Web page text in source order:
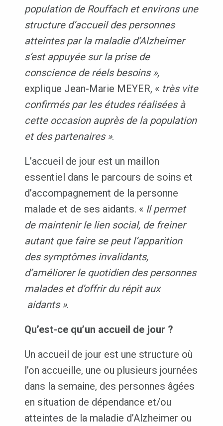
population de Rouffach et environs une
structure d’accueil des personnes
atteintes par la maladie d’Alzheimer
s’est appuyée sur la prise de
conscience de réels besoins »,
explique Jean-Marie MEYER, « très vite
confirmés par les études réalisées à
cette occasion auprès de la population
et des partenaires ».
L’accueil de jour est un maillon
essentiel dans le parcours de soins et
d’accompagnement de la personne
malade et de ses aidants. « Il permet
de maintenir le lien social, de freiner
autant que faire se peut l’apparition
des symptômes invalidants,
d’améliorer le quotidien des personnes
malades et d’offrir du répit aux
aidants ».
Qu’est-ce qu’un accueil de jour ?
Un accueil de jour est une structure où
l’on accueille, une ou plusieurs journées
dans la semaine, des personnes âgées
en situation de dépendance et/ou
atteintes de la maladie d’Alzheimer ou